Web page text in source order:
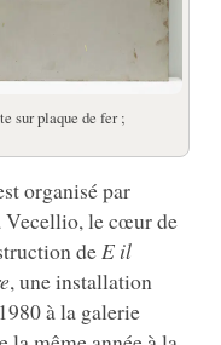
sur plaque de fer ;
organisé par
Vecellio, le cœur de
deE il
, une installation
à la galerie